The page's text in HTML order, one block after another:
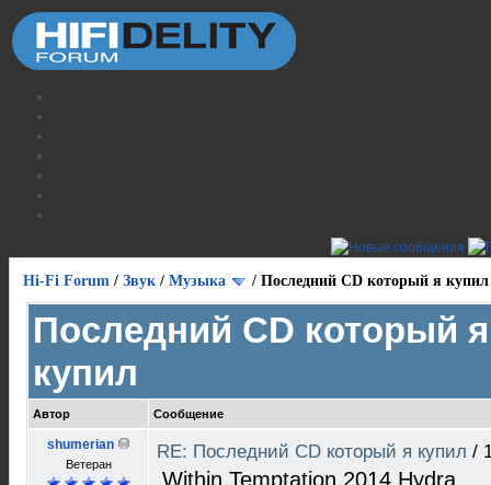
Hi-Fi Forum / Звук / Музыка / Последний CD который я купил
Последний CD который я
купил
Автор Сообщение
shumerian
Ветеран
RE: Последний CD который я купил /
Within Temptation ‎2014 Hydra